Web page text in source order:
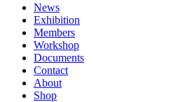
News
Exhibition
Members
Workshop
Documents
Contact
About
Shop